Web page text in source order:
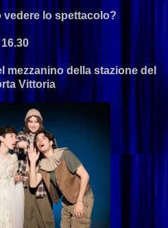
vedere lo spettacolo?
mezzanino della stazione del
Vittoria